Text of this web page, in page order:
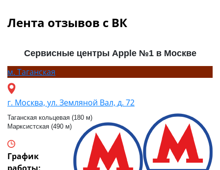
Лента отзывов с ВК
Сервисные центры Apple №1 в Москве
м. Таганская
г. Москва, ул. Земляной Вал, д. 72
Таганская кольцевая (180 м)
Марксистская (490 м)
График